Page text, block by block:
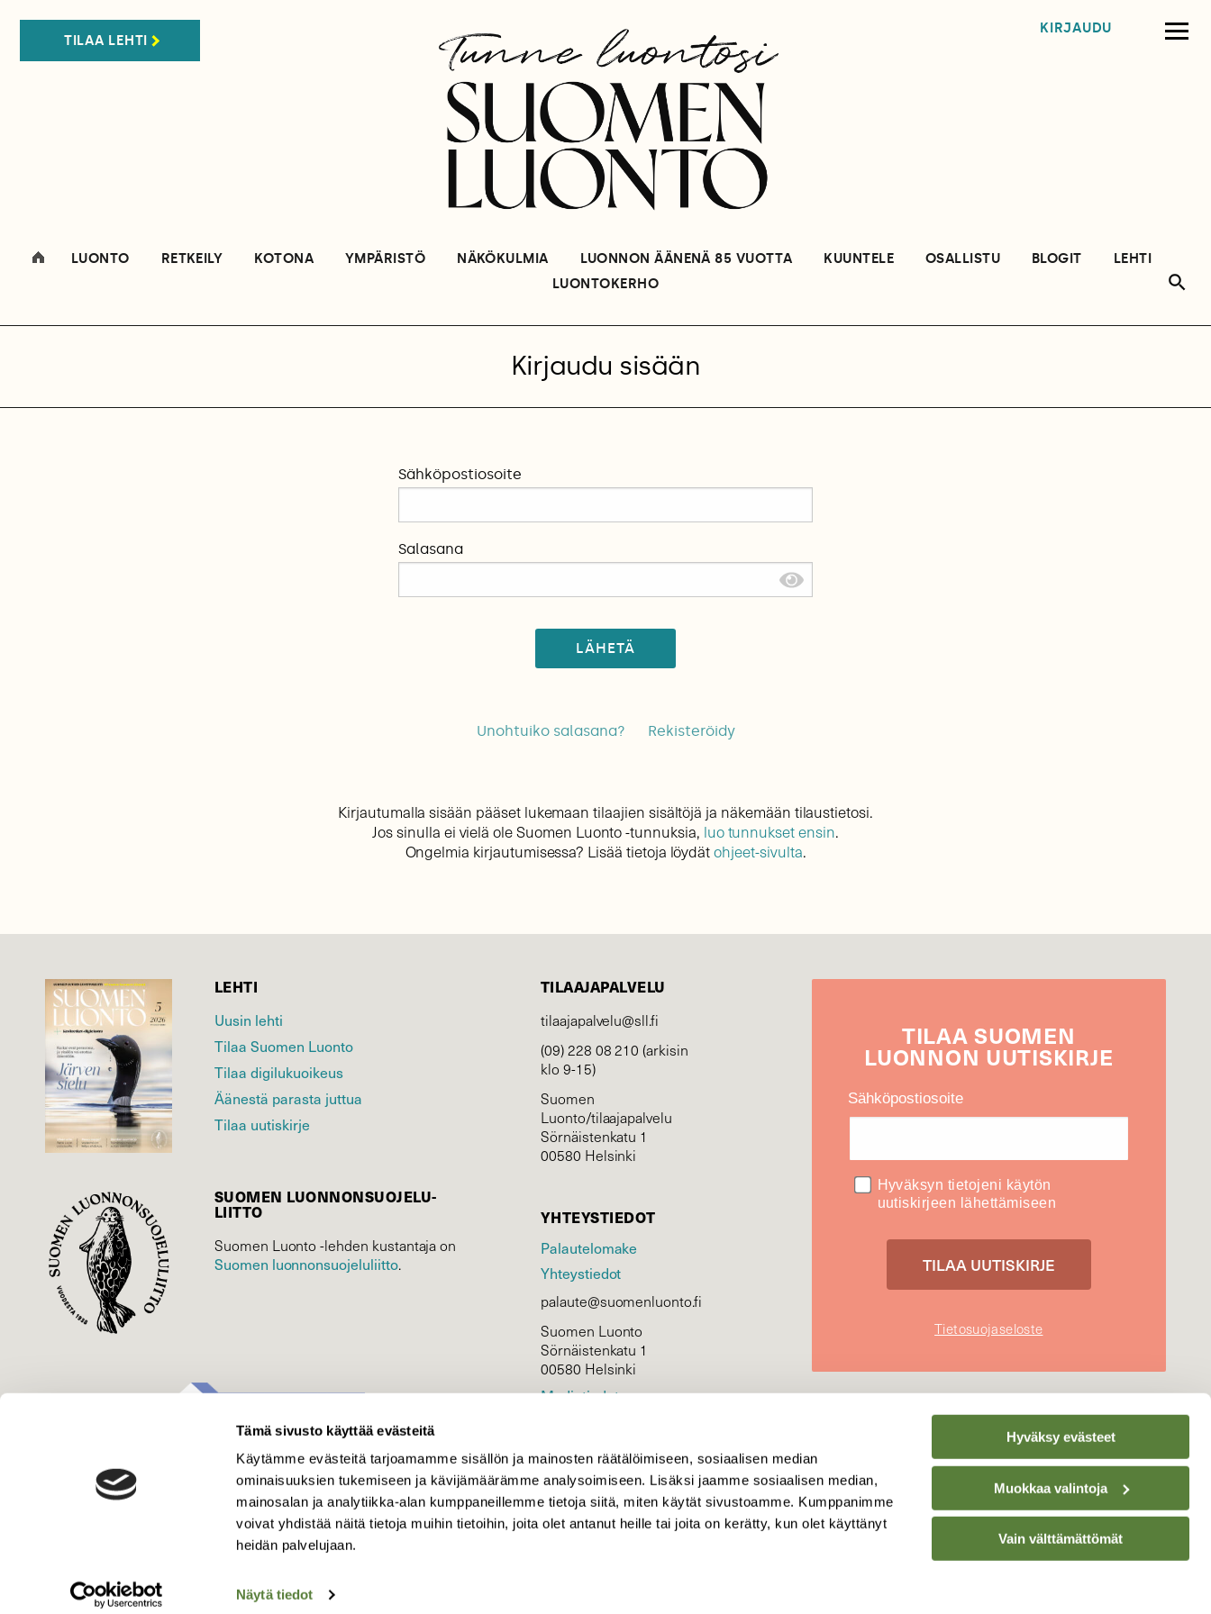
Tämä sivusto käyttää evästeitä
Käytämme evästeitä tarjoamamme sisällön ja mainosten räätälöimiseen, sosiaalisen median
ominaisuuksien tukemiseen ja kävijämäärämme analysoimiseen. Lisäksi jaamme sosiaalisen median,
mainosalan ja analytiikka-alan kumppaneillemme tietoja siitä, miten käytät sivustoamme. Kumppanimme
voivat yhdistää näitä tietoja muihin tietoihin, joita olet antanut heille tai joita on kerätty, kun olet käyttänyt
heidän palvelujaan.
Näytä tiedot
Hyväksy evästeet
Muokkaa valintoja
Vain välttämättömät
TILAA LEHTI
KIRJAUDU
LUONTO RETKEILY KOTONA YMPÄRISTÖ NÄKÖKULMIA LUONNON ÄÄNENÄ 85 VUOTTA KUUNTELE OSALLISTU BLOGIT
LEHTI
LUONTOKERHO
Kirjaudu sisään
Sähköpostiosoite
Salasana
LÄHETÄ
Unohtuiko salasana? Rekisteröidy
Kirjautumalla sisään pääset lukemaan tilaajien sisältöjä ja näkemään tilaustietosi.
Jos sinulla ei vielä ole Suomen Luonto -tunnuksia, luo tunnukset ensin.
Ongelmia kirjautumisessa? Lisää tietoja löydätohjeet-sivulta.
LEHTI
Uusin lehti
Tilaa Suomen Luonto
Tilaa digilukuoikeus
Äänestä parasta juttua
Tilaa uutiskirje
SUOMEN LUONNON­SUOJELU­
LIITTO
Suomen Luonto -lehden kustantaja on
Suomen luonnonsuojelu­liitto.
TILAAJAPALVELU
tilaajapalvelu@sll.fi
(09) 228 08 210 (arkisin
klo 9-15)
Suomen
Luonto/tilaajapalvelu
Sörnäistenkatu 1
00580 Helsinki
YHTEYSTIEDOT
Palautelomake
Yhteystiedot
palaute@suomenluonto.fi
Suomen Luonto
Sörnäistenkatu 1
00580 Helsinki
Mediatiedot
KIRJAUDU
TILAASUOMEN
LUONNON UUTIS­KIRJE
Sähköpostiosoite
Hyväksyn tietojeni käytön
uutiskirjeen lähettämiseen
Tietosuojaseloste